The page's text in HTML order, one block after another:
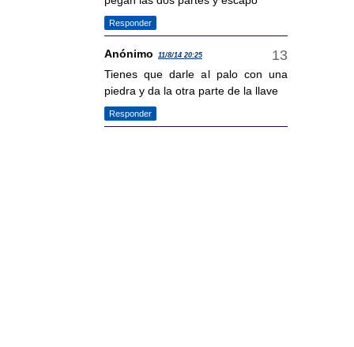
Responder
Anónimo 11/8/14 20:25
Tienes que darle al palo con una
piedra y da la otra parte de la llave
Responder